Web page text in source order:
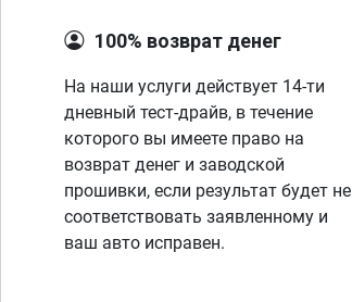
100% возврат денег
На наши услуги действует 14-ти
дневный тест-драйв, в течение
которого вы имеете право на
возврат денег и заводской
прошивки, если результат будет не
соответствовать заявленному и
ваш авто исправен.